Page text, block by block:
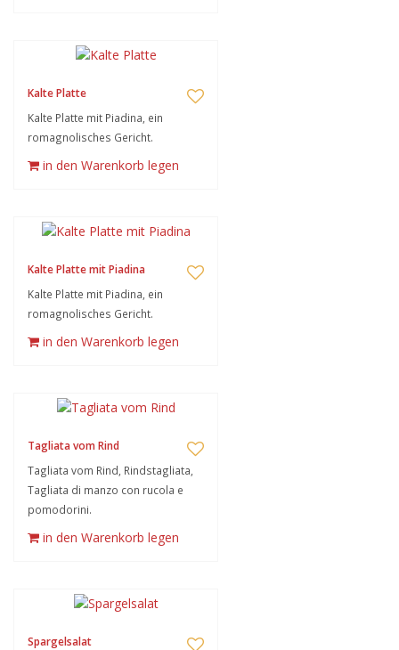
Kalte Platte
Kalte Platte mit Piadina, ein
romagnolisches Gericht.
in den Warenkorb legen
Kalte Platte mit Piadina
Kalte Platte mit Piadina, ein
romagnolisches Gericht.
in den Warenkorb legen
Tagliata vom Rind
Tagliata vom Rind, Rindstagliata,
Tagliata di manzo con rucola e
pomodorini.
in den Warenkorb legen
Spargelsalat